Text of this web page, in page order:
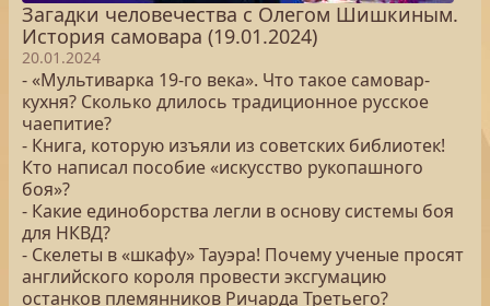
Загадки человечества с Олегом Шишкиным.
История самовара (19.01.2024)
20.01.2024
- «Мультиварка 19-го века». Что такое самовар-
кухня? Сколько длилось традиционное русское
чаепитие?
- Книга, которую изъяли из советских библиотек!
Кто написал пособие «искусство рукопашного
боя»?
- Какие единоборства легли в основу системы боя
для НКВД?
- Скелеты в «шкафу» Тауэра! Почему ученые просят
английского короля провести эксгумацию
останков племянников Ричарда Третьего?